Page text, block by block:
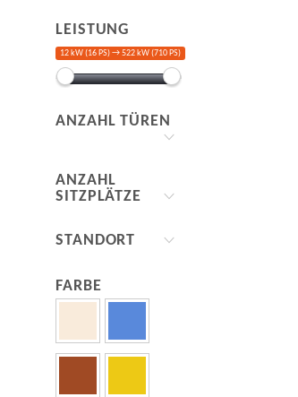
LEISTUNG
12 kW (16 PS) →522 kW (710 PS)
ANZAHL TÜREN
ANZAHL
SITZPLÄTZE
STANDORT
FARBE